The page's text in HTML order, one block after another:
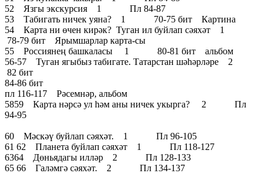
52 Язгы экскурсия 1 Пл 84-87
53 Табигать ничек уяна? 1 70-75 бит Картина
54 Карта ни өчен кирәк? Туган ил буйлап сәяхәт 1
78-79 бит Ярымшарлар карта-сы
55 Россиянең башкаласы 1 80-81 бит альбом
56-57 Туган ягыбыз табигате. Татарстан шәһәрләре 2
82 бит
84-86 бит
пл 116-117 Рәсемнәр, альбом
5859 Карта нәрсә ул һәм аны ничек укырга? 2 Пл
94-95
60 Мәскәү буйлап сәяхәт. 1 Пл 96-105
61 62 Планета буйлап сәяхәт 1 Пл 118-127
6364 Дөньядагы илләр 2 Пл 128-133
65 66 Галәмгә сәяхәт. 2 Пл 134-137